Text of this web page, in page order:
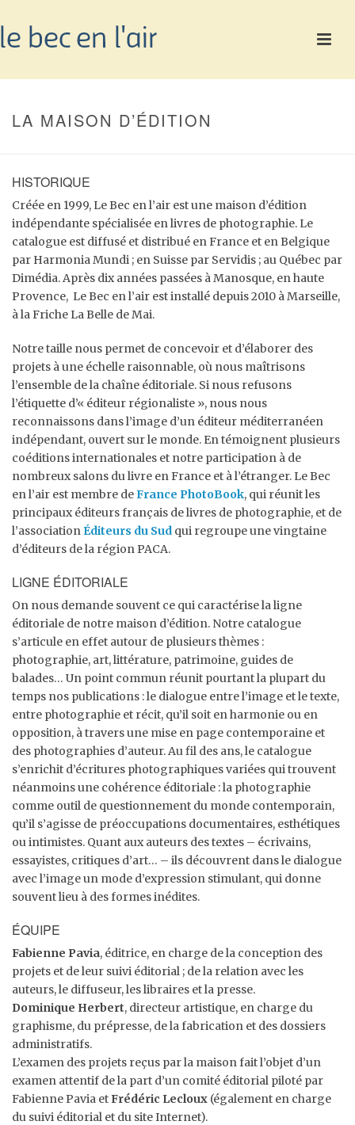
LA MAISON D’ÉDITION
HISTORIQUE
Créée en 1999, Le Bec en l’air est une maison d’édition
indépendante spécialisée en livres de photographie. Le
catalogue est diffusé et distribué en France et en Belgique
par Harmonia Mundi ; en Suisse par Servidis ; au Québec par
Dimédia. Après dix années passées à Manosque, en haute
Provence, Le Bec en l’air est installé depuis 2010 à Marseille,
à la Friche La Belle de Mai.
Notre taille nous permet de concevoir et d’élaborer des
projets à une échelle raisonnable, où nous maîtrisons
l’ensemble de la chaîne éditoriale. Si nous refusons
l’étiquette d’« éditeur régionaliste », nous nous
reconnaissons dans l’image d’un éditeur méditerranéen
indépendant, ouvert sur le monde. En témoignent plusieurs
coéditions internationales et notre participation à de
nombreux salons du livre en France et à l’étranger. Le Bec
en l’air est membre deFrance PhotoBook, qui réunit les
principaux éditeurs français de livres de photographie, et de
l’association Éditeurs du Sud qui regroupe une vingtaine
d’éditeurs de la région PACA.
LIGNE ÉDITORIALE
On nous demande souvent ce qui caractérise la ligne
éditoriale de notre maison d’édition. Notre catalogue
s’articule en effet autour de plusieurs thèmes :
photographie, art, littérature, patrimoine, guides de
balades… Un point commun réunit pourtant la plupart du
temps nos publications : le dialogue entre l’image et le texte,
entre photographie et récit, qu’il soit en harmonie ou en
opposition, à travers une mise en page contemporaine et
des photographies d’auteur. Au fil des ans, le catalogue
s’enrichit d’écritures photographiques variées qui trouvent
néanmoins une cohérence éditoriale : la photographie
comme outil de questionnement du monde contemporain,
qu’il s’agisse de préoccupations documentaires, esthétiques
ou intimistes. Quant aux auteurs des textes – écrivains,
essayistes, critiques d’art… – ils découvrent dans le dialogue
avec l’image un mode d’expression stimulant, qui donne
souvent lieu à des formes inédites.
ÉQUIPE
Fabienne Pavia, éditrice, en charge de la conception des
projets et de leur suivi éditorial ; de la relation avec les
auteurs, le diffuseur, les libraires et la presse.
Dominique Herbert, directeur artistique, en charge du
graphisme, du prépresse, de la fabrication et des dossiers
administratifs.
L’examen des projets reçus par la maison fait l’objet d’un
examen attentif de la part d’un comité éditorial piloté par
Fabienne Pavia etFrédéric Lecloux (également en charge
du suivi éditorial et du site Internet).